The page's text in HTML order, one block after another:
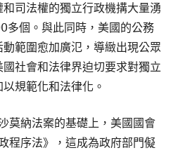
司法權的獨立行政機搆大量湧
個。與此同時，美國的公務
範圍愈加廣氾，導緻出現公眾
社會和法律界迫切要求對獨立
規範化和法律化。
納法案的基礎上，美國國會
程序法》，這成為政府部門儗